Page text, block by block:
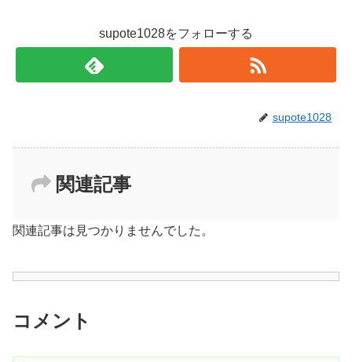
supote1028をフォローする
supote1028
関連記事
関連記事は見つかりませんでした。
コメント